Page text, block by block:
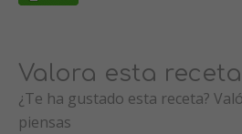
Valora esta receta
¿Te ha gustado esta receta?
piensas